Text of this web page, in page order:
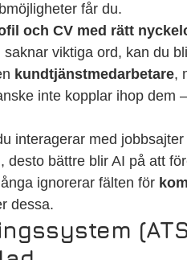
får du.
och CV med rätt
viktiga ord, kan du
kundtjänstmedarbetare,
inte kopplar ihop dem
interagerar med
desto bättre blir AI på att
ignorerar fälten för
dessa.